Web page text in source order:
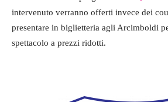
intervenuto verranno offerti invece dei
presentare in biglietteria agli Arcimboldi
spettacolo a prezzi ridotti.